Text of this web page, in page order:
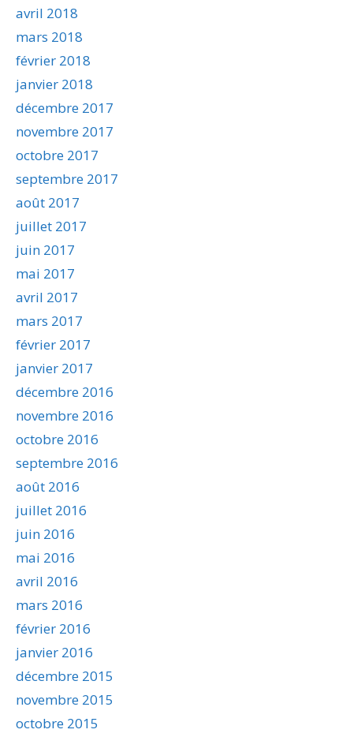
avril 2018
mars 2018
février 2018
janvier 2018
décembre 2017
novembre 2017
octobre 2017
septembre 2017
août 2017
juillet 2017
juin 2017
mai 2017
avril 2017
mars 2017
février 2017
janvier 2017
décembre 2016
novembre 2016
octobre 2016
septembre 2016
août 2016
juillet 2016
juin 2016
mai 2016
avril 2016
mars 2016
février 2016
janvier 2016
décembre 2015
novembre 2015
octobre 2015